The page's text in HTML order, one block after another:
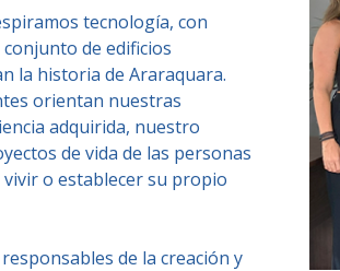
tecnología, con
de edificios
la historia de Araraquara.
orientan nuestras
adquirida, nuestro
de vida de las personas
o establecer su propio
de la creación y